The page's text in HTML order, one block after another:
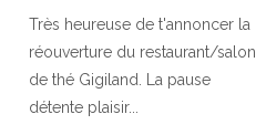
Très heureuse de t'annoncer la
réouverture du restaurant/salon
de thé Gigiland. La pause
détente plaisir...